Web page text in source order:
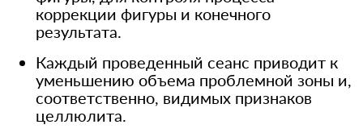
коррекции фигуры и конечного
результата.
Каждый проведенный сеанс приводит к
уменьшению объема проблемной зоны и,
соответственно, видимых признаков
целлюлита.